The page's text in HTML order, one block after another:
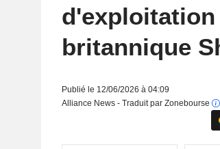
d'exploitation
britannique
Publié le 12/06/2026 à 04:09
Alliance News - Traduit par Zonebourse